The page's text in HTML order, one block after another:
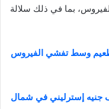
بما في ذلك سلالة
وسط تفشي الفيروس
مميزة للبيع مقابل 695 ألف جنيه إسترليني في شمال